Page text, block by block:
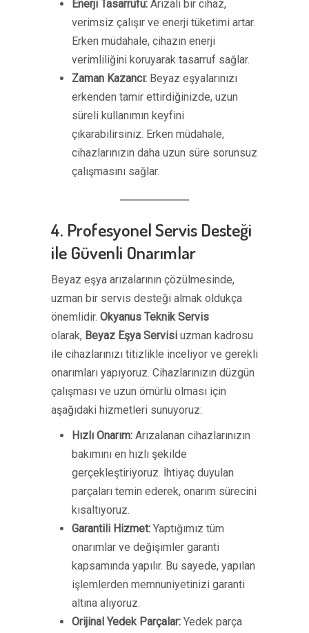
Enerji Tasarrufu: Arızalı bir cihaz,
verimsiz çalışır ve enerji tüketimi artar.
Erken müdahale, cihazın enerji
verimliliğini koruyarak tasarruf sağlar.
Zaman Kazancı: Beyaz eşyalarınızı
erkenden tamir ettirdiğinizde, uzun
süreli kullanımın keyfini
çıkarabilirsiniz. Erken müdahale,
cihazlarınızın daha uzun süre sorunsuz
çalışmasını sağlar.
4. Profesyonel Servis Desteği
ile Güvenli Onarımlar
Beyaz eşya arızalarının çözülmesinde,
uzman bir servis desteği almak oldukça
önemlidir. Okyanus Teknik Servis
olarak, Beyaz Eşya Servisi uzman kadrosu
ile cihazlarınızı titizlikle inceliyor ve gerekli
onarımları yapıyoruz. Cihazlarınızın düzgün
çalışması ve uzun ömürlü olması için
aşağıdaki hizmetleri sunuyoruz:
Hızlı Onarım: Arızalanan cihazlarınızın
bakımını en hızlı şekilde
gerçekleştiriyoruz. İhtiyaç duyulan
parçaları temin ederek, onarım sürecini
kısaltıyoruz.
Garantili Hizmet: Yaptığımız tüm
onarımlar ve değişimler garanti
kapsamında yapılır. Bu sayede, yapılan
işlemlerden memnuniyetinizi garanti
altına alıyoruz.
Orijinal Yedek Parçalar: Yedek parça